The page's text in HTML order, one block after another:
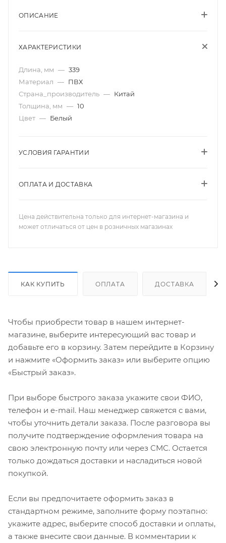
ОПИСАНИЕ
ХАРАКТЕРИСТИКИ
Длина, мм — 339
Материал — ПВХ
Страна_производитель — Китай
Толщина, мм — 10
Цвет — Белый
УСЛОВИЯ ГАРАНТИИ
ОПЛАТА И ДОСТАВКА
Цена действительна только для интернет-магазина и
может отличаться от цен в розничных магазинах
КАК КУПИТЬ ОПЛАТА ДОСТАВКА
Чтобы приобрести товар в нашем интернет-
магазине, выберите интересующий вас товар и
добавьте его в корзину. Затем перейдите в Корзину
и нажмите «Оформить заказ» или выберите опцию
«Быстрый заказ».
При выборе быстрого заказа укажите свои ФИО,
телефон и e-mail. Наш менеджер свяжется с вами,
чтобы уточнить детали заказа. После разговора вы
получите подтверждение оформления товара на
свою электронную почту или через СМС. Остается
только дождаться доставки и насладиться новой
покупкой.
Если вы предпочитаете оформить заказ в
стандартном режиме, заполните форму поэтапно:
укажите адрес, выберите способ доставки и оплаты,
а также внесите свои данные. В комментарии к